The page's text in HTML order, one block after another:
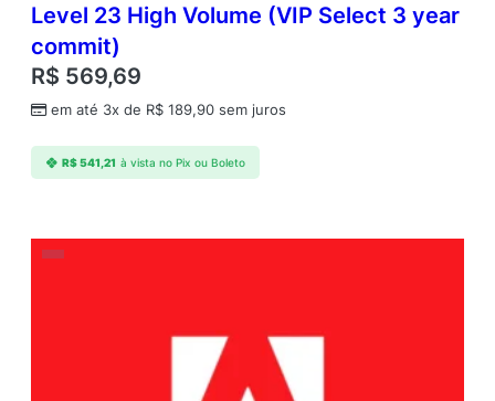
Level 23 High Volume (VIP Select 3 year
commit)
R$ 569,69
em até 3x de R$ 189,90 sem juros
R$541,21 à vista no Pix ou Boleto